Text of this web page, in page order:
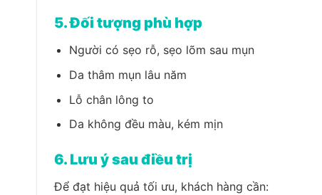
5. Đối tượng phù hợp
Người có sẹo rỗ, sẹo lõm sau mụn
Da thâm mụn lâu năm
Lỗ chân lông to
Da không đều màu, kém mịn
6. Lưu ý sau điều trị
Để đạt hiệu quả tối ưu, khách hàng cần: